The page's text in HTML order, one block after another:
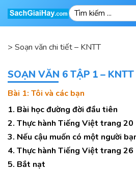
> Soạn văn chi tiết – KNTT
SOẠN VĂN 6 TẬP 1 – KNTT
Bài 1: Tôi và các bạn
1. Bài học đường đời đầu tiên
2. Thực hành Tiếng Việt trang 20
3. Nếu cậu muốn có một người
4. Thực hành Tiếng Việt trang 26
5. Bắt nạt